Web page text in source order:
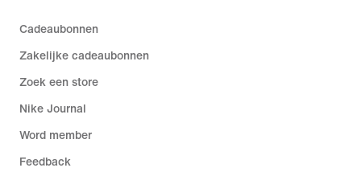
Cadeaubonnen
Zakelijke cadeaubonnen
Zoek een store
Nike Journal
Word member
Feedback